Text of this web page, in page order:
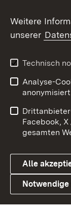
Social Wall
X / Twitter
Youtube
Link zum
Datenschutz
Weitere
unserer
Technisch
Analyse-
Facebook,
gesamten
Alle